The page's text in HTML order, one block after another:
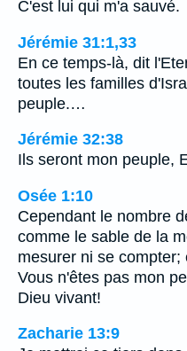
C'est lui qui m'a sauvé.
Jérémie 31:1,33
En ce temps-là, dit
toutes les familles
peuple.…
Jérémie 32:38
Ils seront mon peuple,
Osée 1:10
Cependant le nombre
comme le sable de la
mesurer ni se
Vous n'êtes pas mon
Dieu vivant!
Zacharie 13:9